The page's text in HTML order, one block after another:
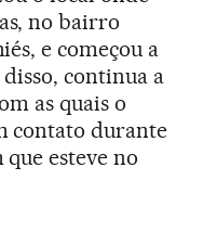
no bairro
e começou a
continua a
as quais o
contato durante
que esteve no